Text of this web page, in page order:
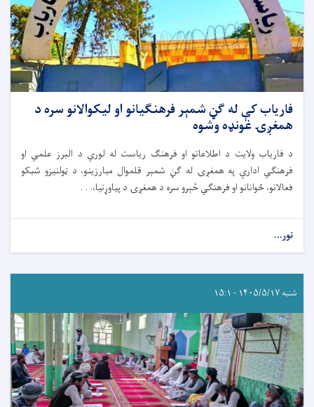
فاریاب کې له ګڼ شمېر فرهنګیانو او لیکوالانو سره د
همغږۍ غونډه وشوه
د فاریاب ولایت د اطلاعاتو او فرهنګ ریاست له لوري د البرز علمي او
فرهنګي ادارې په همغږۍ له ګڼ شمېر قلموال مبارزینو، د ټولنیزو شبکو
فعالانو، ځوانانو او فرهنګي څېرو سره د همغږۍ د پیاوړتیا،. . .
نور...
شنبه ۱۴۰۵/۵/۱۷ - ۱۵:۱